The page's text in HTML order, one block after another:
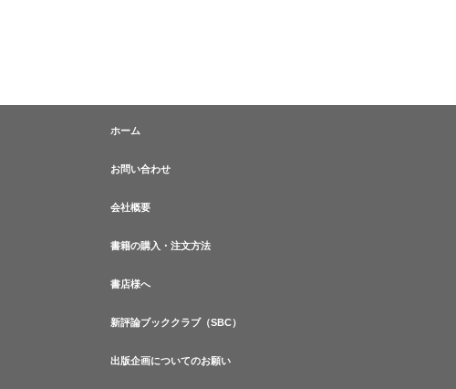
ホーム
お問い合わせ
会社概要
書籍の購入・注文方法
書店様へ
新評論ブッククラブ（SBC）
出版企画についてのお願い